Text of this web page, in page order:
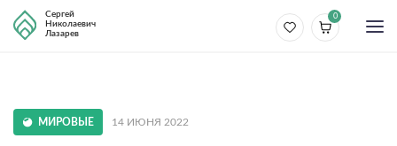
Сергей
Николаевич
Лазарев
0
МИРОВЫЕ 14 ИЮНЯ 2022